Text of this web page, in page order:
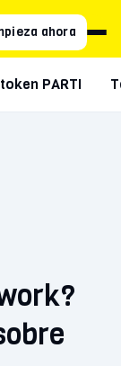
ahora
PARTI